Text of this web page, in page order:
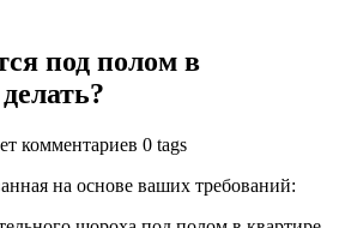
под полом в
комментариев 0 tags
на основе ваших требований: